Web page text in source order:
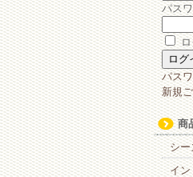
パス
ロ
パス
新規
商
シ
イ